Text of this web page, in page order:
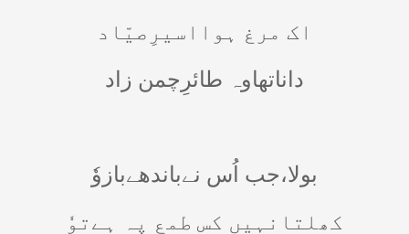
اک مرغ ہوااسیرِصیّاد
داناتھاوہ طائرِچمن زاد
بولا،جب اُس نےباندھےبازوٗ
کھلتانہیں کس طمع پہ ہےتوٗ